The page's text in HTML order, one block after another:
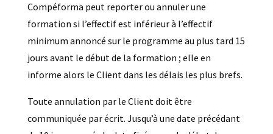
Compéforma peut reporter ou annuler une
formation si l’effectif est inférieur à l’effectif
minimum annoncé sur le programme au plus tard 15
jours avant le début de la formation ; elle en
informe alors le Client dans les délais les plus brefs.
Toute annulation par le Client doit être
communiquée par écrit. Jusqu’à une date précédant